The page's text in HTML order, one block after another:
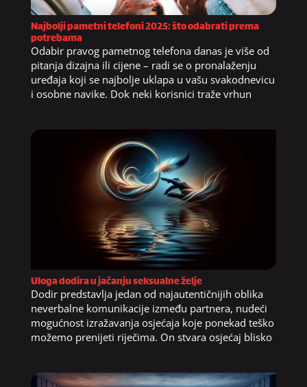
Najbolji pametni telefoni 2025: što odabrati prema
potrebama
Odabir pravog pametnog telefona danas je više od
pitanja dizajna ili cijene – radi se o pronalaženju
uređaja koji se najbolje uklapa u vašu svakodnevicu
i osobne navike. Dok neki korisnici traže vrhun
Uloga dodira u jačanju seksualne želje
Dodir predstavlja jedan od najautentičnijih oblika
neverbalne komunikacije između partnera, nudeći
mogućnost izražavanja osjećaja koje ponekad teško
možemo prenijeti riječima. On stvara osjećaj blisko